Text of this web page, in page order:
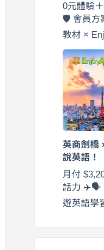
0元體驗
🛡️ 會員方
教材 ×
英商劍橋
說英語！
月付
話力 ✈️🗣️
遊英語